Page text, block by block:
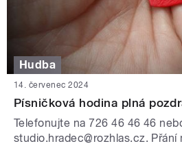
Hudba
14. červenec 2024
Písničková hodina plná
Telefonujte na 726 46 46 46
studio.hradec@rozhlas.cz.